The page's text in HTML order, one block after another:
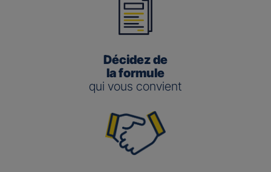
Décidez de
la formule
qui vous convient